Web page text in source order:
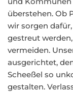
überstehen. Ob
wir sorgen
gestreut
vermeiden.
ausgerichtet,
Scheeßel so
gestalten.